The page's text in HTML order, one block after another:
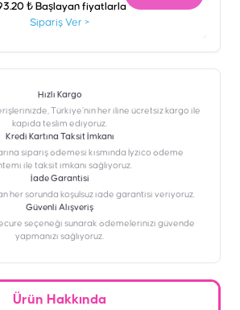
₺ Başlayan fiyatlarla
Sipariş Ver >
Hızlı Kargo
Türkiye’nin her iline ücretsiz kargo ile
kapıda teslim ediyoruz.
Kredi Kartına Taksit İmkanı
sipariş ödemesi kısmında İyzico ödeme
ile taksit imkanı sağlıyoruz.
İade Garantisi
her sorunda koşulsuz iade garantisi veriyoruz.
Güvenli Alışveriş
seçeneği sunarak ödemelerinizi güvende
yapmanızı sağlıyoruz.
Ürün Hakkında